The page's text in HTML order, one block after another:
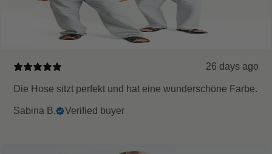
26 days ago
Die Hose sitzt perfekt und hat eine wunderschöne Farbe.
Sabina B. Verified buyer